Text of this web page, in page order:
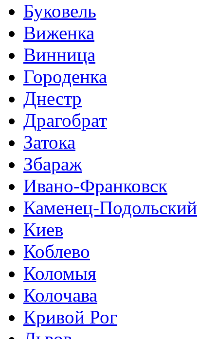
Буковель
Виженка
Винница
Городенка
Днестр
Драгобрат
Затока
Збараж
Ивано-Франковск
Каменец-Подольский
Киев
Коблево
Коломыя
Колочава
Кривой Рог